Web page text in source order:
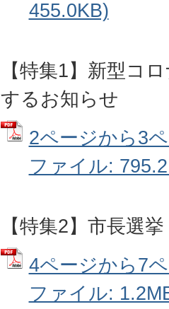
455.0KB)
【特集1】新型コ
するお知らせ
2ページから3
ファイル:
【特集2】市長選
4ページから7
ファイル: